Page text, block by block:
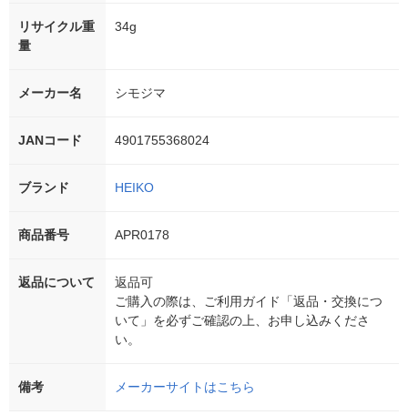
リサイクル重
量
34g
メーカー名 シモジマ
JANコード 4901755368024
ブランド HEIKO
商品番号 APR0178
返品について
返品可
ご購入の際は、ご利用ガイド「返品・交換につ
いて」を必ずご確認の上、お申し込みくださ
い。
備考 メーカーサイトはこちら